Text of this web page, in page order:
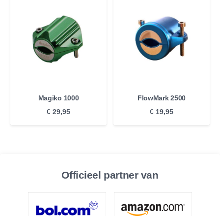
Magiko 1000
€ 29,95
FlowMark 2500
€ 19,95
Officieel partner van